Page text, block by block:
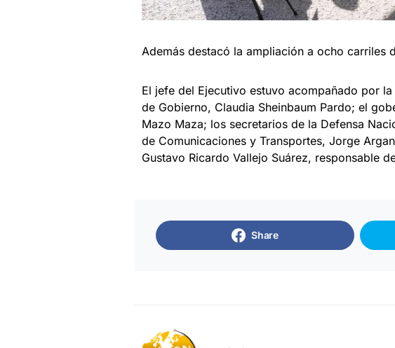
Además destacó la ampliación a ocho carriles
El jefe del Ejecutivo estuvo acompañado por
de Gobierno, Claudia Sheinbaum Pardo; el
Mazo Maza; los secretarios de la Defensa
de Comunicaciones y Transportes, Jorge
Gustavo Ricardo Vallejo Suárez, responsable
Share